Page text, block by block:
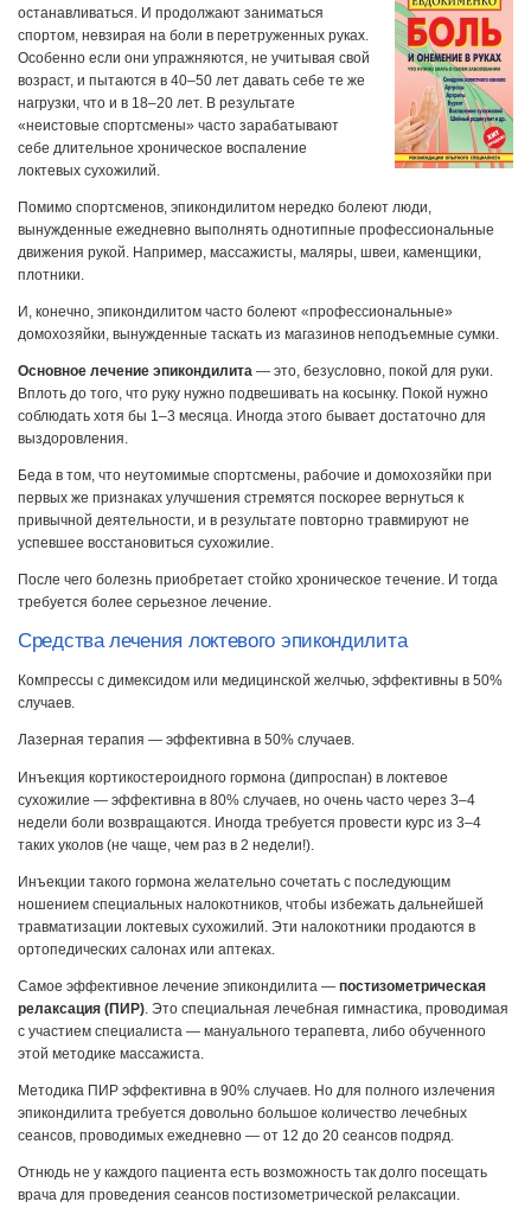
останавливаться. И продолжают заниматься
спортом, невзирая на боли в перетруженных руках.
Особенно если они упражняются, не учитывая свой
возраст, и пытаются в 40–50 лет давать себе те же
нагрузки, что и в 18–20 лет. В результате
«неистовые спортсмены» часто зарабатывают
себе длительное хроническое воспаление
локтевых сухожилий.
Помимо спортсменов, эпикондилитом нередко болеют люди,
вынужденные ежедневно выполнять однотипные профессиональные
движения рукой. Например, массажисты, маляры, швеи, каменщики,
плотники.
И, конечно, эпикондилитом часто болеют «профессиональные»
домохозяйки, вынужденные таскать из магазинов неподъемные сумки.
Основное лечение эпикондилита — это, безусловно, покой для руки.
Вплоть до того, что руку нужно подвешивать на косынку. Покой нужно
соблюдать хотя бы 1–3 месяца. Иногда этого бывает достаточно для
выздоровления.
Беда в том, что неутомимые спортсмены, рабочие и домохозяйки при
первых же признаках улучшения стремятся поскорее вернуться к
привычной деятельности, и в результате повторно травмируют не
успевшее восстановиться сухожилие.
После чего болезнь приобретает стойко хроническое течение. И тогда
требуется более серьезное лечение.
Средства лечения локтевого эпикондилита
Компрессы с димексидом или медицинской желчью, эффективны в 50%
случаев.
Лазерная терапия — эффективна в 50% случаев.
Инъекция кортикостероидного гормона (дипроспан) в локтевое
сухожилие — эффективна в 80% случаев, но очень часто через 3–4
недели боли возвращаются. Иногда требуется провести курс из 3–4
таких уколов (не чаще, чем раз в 2 недели!).
Инъекции такого гормона желательно сочетать с последующим
ношением специальных налокотников, чтобы избежать дальнейшей
травматизации локтевых сухожилий. Эти налокотники продаются в
ортопедических салонах или аптеках.
Самое эффективное лечение эпикондилита — постизометрическая
релаксация (ПИР). Это специальная лечебная гимнастика, проводимая
с участием специалиста — мануального терапевта, либо обученного
этой методике массажиста.
Методика ПИР эффективна в 90% случаев. Но для полного излечения
эпикондилита требуется довольно большое количество лечебных
сеансов, проводимых ежедневно — от 12 до 20 сеансов подряд.
Отнюдь не у каждого пациента есть возможность так долго посещать
врача для проведения сеансов постизометрической релаксации.